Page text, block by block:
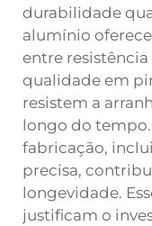
durabilidade
alumínio
entre resistência
qualidade em
resistem a
longo do tempo.
fabricação,
precisa,
longevidade.
justificam o